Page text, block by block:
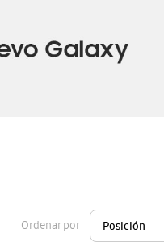
Ordenar por